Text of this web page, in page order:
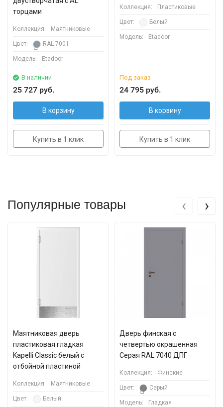
торцами
Коллекция: Маятниковые
Цвет: RAL 7001
Модель: Etadoor
В наличии
25 727 руб.
В корзину
Купить в 1 клик
Коллекция: Пластиковые
Цвет: Белый
Модель: Etadoor
Под заказ
24 795 руб.
В корзину
Купить в 1 клик
Популярные товары
Маятниковая дверь
пластиковая гладкая
Kapelli Classic белый с
отбойной пластиной
Коллекция: Маятниковые
Цвет: Белый
Дверь финская с
четвертью окрашенная
Серая RAL 7040 ДПГ
Коллекция: Финские
Цвет: Серый
Модель: Гладкая
‹ ›